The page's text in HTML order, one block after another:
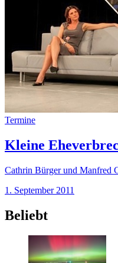
Termine
Kleine
Cathrin Bürger und Manfred
1. September 2011
Beliebt